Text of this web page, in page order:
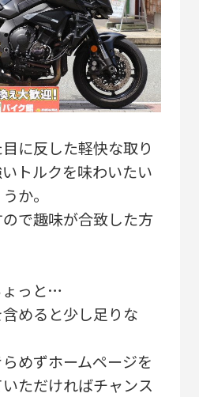
に反した軽快な取り
トルクを味わいたい
か。
で趣味が合致した方
ょっと…
めると少し足りな
めずホームページを
ただければチャンス